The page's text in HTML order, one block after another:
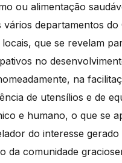
ou alimentação
vários departamentos
que se revelam
no
na
de utensílios e de
e humano, o que se
do interesse gerado
da comunidade